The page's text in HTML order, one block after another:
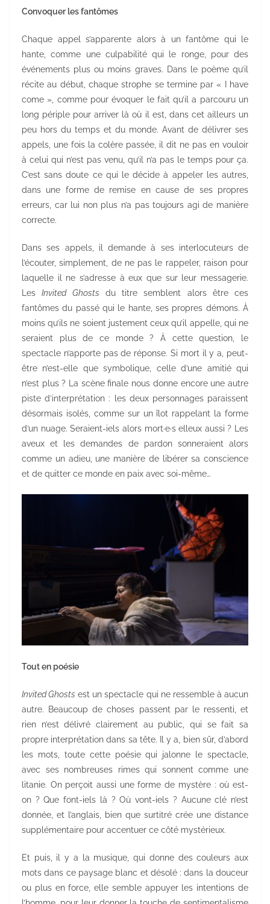
Convoquer les fantômes
Chaque appel s’apparente alors à un fantôme qui le
hante, comme une culpabilité qui le ronge, pour des
événements plus ou moins graves. Dans le poème qu’il
récite au début, chaque strophe se termine par « I have
come », comme pour évoquer le fait qu’il a parcouru un
long périple pour arriver là où il est, dans cet ailleurs un
peu hors du temps et du monde. Avant de délivrer ses
appels, une fois la colère passée, il dit ne pas en vouloir
à celui qui n’est pas venu, qu’il n’a pas le temps pour ça.
C’est sans doute ce qui le décide à appeler les autres,
dans une forme de remise en cause de ses propres
erreurs, car lui non plus n’a pas toujours agi de manière
correcte.
Dans ses appels, il demande à ses interlocuteurs de
l’écouter, simplement, de ne pas le rappeler, raison pour
laquelle il ne s’adresse à eux que sur leur messagerie.
LesInvited Ghosts du titre semblent alors être ces
fantômes du passé qui le hante, ses propres démons. À
moins qu’ils ne soient justement ceux qu’il appelle, qui ne
seraient plus de ce monde ? À cette question, le
spectacle n’apporte pas de réponse. Si mort il y a, peut-
être n’est-elle que symbolique, celle d’une amitié qui
n’est plus ? La scène finale nous donne encore une autre
piste d’interprétation : les deux personnages paraissent
désormais isolés, comme sur un îlot rappelant la forme
d’un nuage. Seraient-iels alors mort·e·s elleux aussi ? Les
aveux et les demandes de pardon sonneraient alors
comme un adieu, une manière de libérer sa conscience
et de quitter ce monde en paix avec soi-même…
Tout en poésie
Invited Ghosts est un spectacle qui ne ressemble à aucun
autre. Beaucoup de choses passent par le ressenti, et
rien n’est délivré clairement au public, qui se fait sa
propre interprétation dans sa tête. Il y a, bien sûr, d’abord
les mots, toute cette poésie qui jalonne le spectacle,
avec ses nombreuses rimes qui sonnent comme une
litanie. On perçoit aussi une forme de mystère : où est-
on ? Que font-iels là ? Où vont-iels ? Aucune clé n’est
donnée, et l’anglais, bien que surtitré crée une distance
supplémentaire pour accentuer ce côté mystérieux.
Et puis, il y a la musique, qui donne des couleurs aux
mots dans ce paysage blanc et désolé : dans la douceur
ou plus en force, elle semble appuyer les intentions de